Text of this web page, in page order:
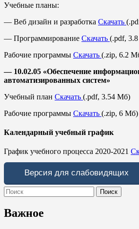
Учебные планы:
— Веб дизайн и разработка Скачать
— Программирование Скачать (.pdf,
Рабочие программы Скачать (.zip, 6.2
— 10.02.05 «Обеспечение
автоматизированных систем»
Учебный план Скачать (.pdf, 3.54 Mб)
Рабочие программы Скачать (.zip, 6 Мб)
Календарный учебный график
График учебного процесса 2020-2021
Версия для слабовидящих
Search
for:
Важное